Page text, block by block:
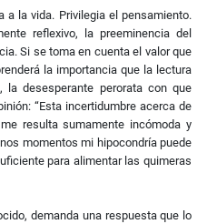
a la vida. Privilegia el pensamiento.
reflexivo, la preeminencia del
Si se toma en cuenta el valor que
la importancia que la lectura
la desesperante perorata con que
“Esta incertidumbre acerca de
resulta sumamente incómoda y
momentos mi hipocondría puede
para alimentar las quimeras
demanda una respuesta que lo